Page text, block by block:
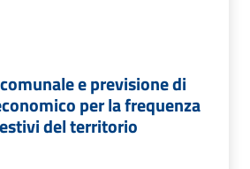
e previsione di
per la frequenza
del territorio